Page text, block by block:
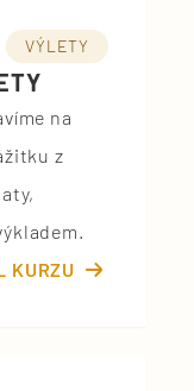
VÝLETY
na
z
KURZU